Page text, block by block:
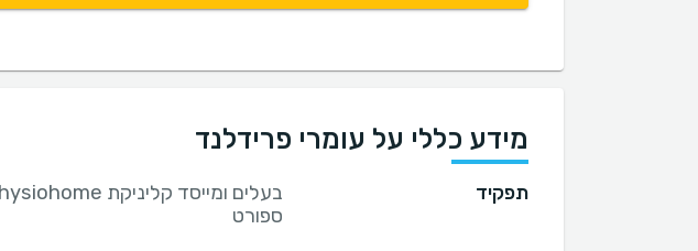
מידע כללי על עומרי פרידלנד
תפקיד
ספורט